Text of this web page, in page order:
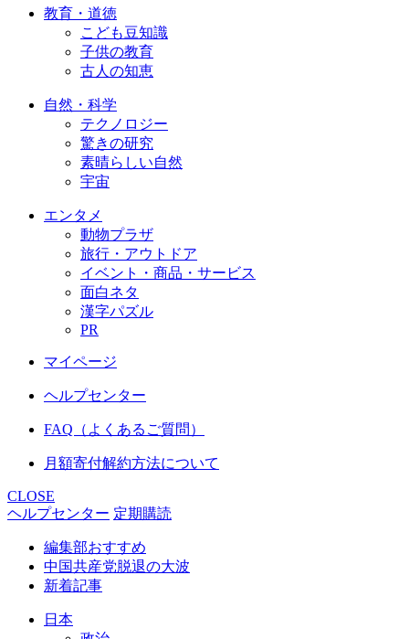
教育・道徳
こども豆知識
子供の教育
古人の知恵
自然・科学
テクノロジー
驚きの研究
素晴らしい自然
宇宙
エンタメ
動物プラザ
旅行・アウトドア
イベント・商品・サービス
面白ネタ
漢字パズル
PR
マイページ
ヘルプセンター
FAQ（よくあるご質問）
月額寄付解約方法について
CLOSE
ヘルプセンター 定期購読
編集部おすすめ
中国共産党脱退の大波
新着記事
日本